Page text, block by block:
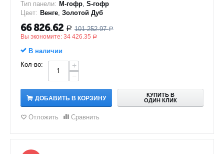
Тип панели: M-гофр, S-гофр
Цвет: Венге, Золотой Дуб
66 826.62 Р 101 252.97 Р
Вы экономите: 34 426.35 Р
В наличии
Кол-во:
+
−
ДОБАВИТЬ В КОРЗИНУ
КУПИТЬ В
ОДИН КЛИК
Отложить Сравнить